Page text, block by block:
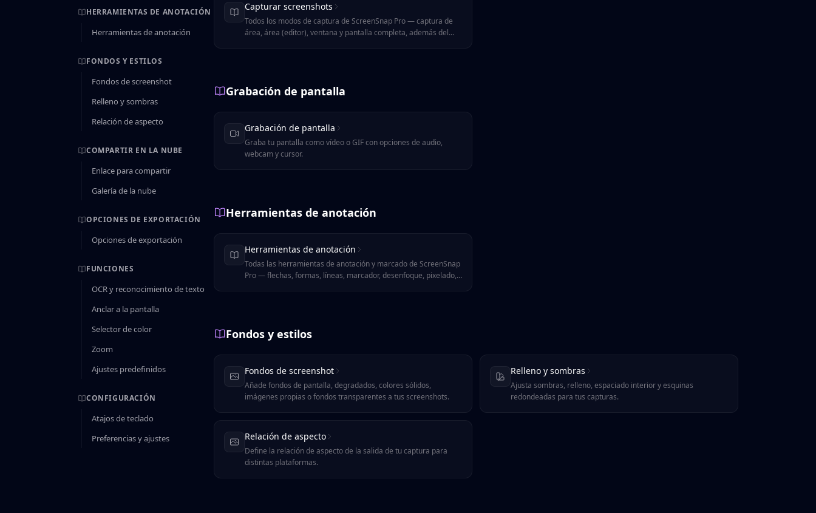
HERRAMIENTAS DE ANOTACIÓN
Herramientas de anotación
FONDOS Y ESTILOS
Fondos de screenshot
Relleno y sombras
Relación de aspecto
COMPARTIR EN LA NUBE
Enlace para compartir
Galería de la nube
OPCIONES DE EXPORTACIÓN
Opciones de exportación
FUNCIONES
OCR y reconocimiento de texto
Anclar a la pantalla
Selector de color
Zoom
Ajustes predefinidos
CONFIGURACIÓN
Atajos de teclado
Preferencias y ajustes
Capturar screenshots
Todos los modos de captura de ScreenSnap Pro — captura de
área, área (editor), ventana y pantalla completa, además del
Grabación de pantalla
Grabación de pantalla
Graba tu pantalla como vídeo o GIF con opciones de audio,
webcam y cursor.
Herramientas de anotación
Herramientas de anotación
Todas las herramientas de anotación y marcado de ScreenSnap
Pro — flechas, formas, líneas, marcador, desenfoque, pixelado,
Fondos y estilos
Fondos de screenshot
Añade fondos de pantalla, degradados, colores sólidos,
imágenes propias o fondos transparentes a tus screenshots.
Relleno y sombras
Ajusta sombras, relleno, espaciado interior y esquinas
redondeadas para tus capturas.
Relación de aspecto
Define la relación de aspecto de la salida de tu captura para
distintas plataformas.